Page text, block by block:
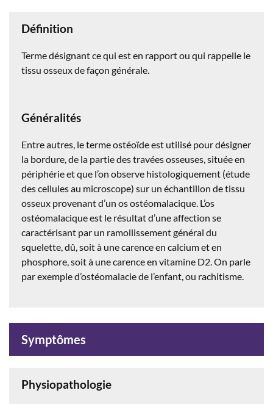
Définition
Terme désignant ce qui est en rapport ou qui rappelle le
tissu osseux de façon générale.
Généralités
Entre autres, le terme ostéoïde est utilisé pour désigner
la bordure, de la partie des travées osseuses, située en
périphérie et que l’on observe histologiquement (étude
des cellules au microscope) sur un échantillon de tissu
osseux provenant d’un os ostéomalacique. L’os
ostéomalacique est le résultat d’une affection se
caractérisant par un ramollissement général du
squelette, dû, soit à une carence en calcium et en
phosphore, soit à une carence en vitamine D2. On parle
par exemple d’ostéomalacie de l’enfant, ou rachitisme.
Symptômes
Physiopathologie